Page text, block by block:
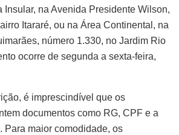
Insular, na Avenida Presidente Wilson,
Itararé, ou na Área Continental, na
número 1.330, no Jardim Rio
ocorre de segunda a sexta-feira,
é imprescindível que os
documentos como RG, CPF e a
Para maior comodidade, os